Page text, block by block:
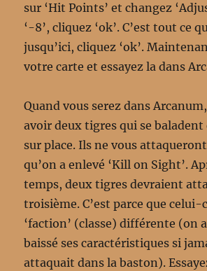
sur ‘Hit Points’ et changez
‘-8’, cliquez ‘ok’. C’est tout ce
jusqu’ici, cliquez ‘ok’.
votre carte et essayez la dans
Quand vous serez dans
avoir deux tigres qui se
sur place. Ils ne vous
qu’on a enlevé ‘Kill on Sight’.
temps, deux tigres devraient
troisième. C’est parce que celui-
‘faction’ (classe) différente (on
baissé ses caractéristiques si
attaquait dans la baston).